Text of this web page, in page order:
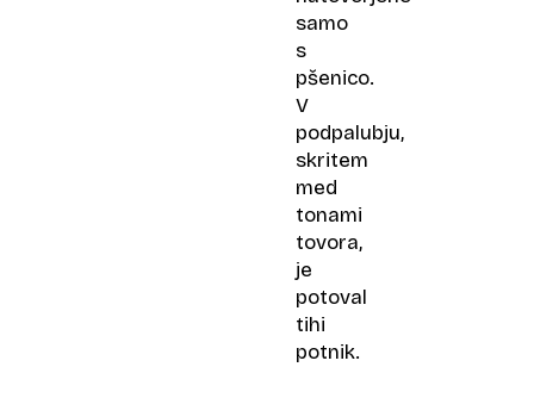
samo
s
pšenico.
V
podpalubju,
skritem
med
tonami
tovora,
je
potoval
tihi
potnik.